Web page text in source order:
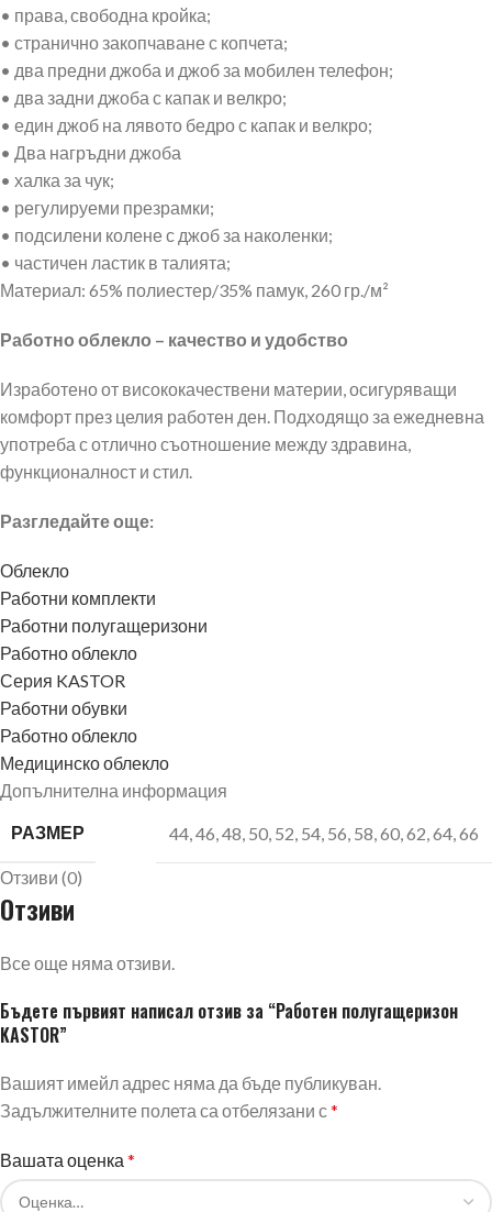
• права, свободна кройка;
• странично закопчаване с копчета;
• два предни джоба и джоб за мобилен телефон;
• два задни джоба с капак и велкро;
• един джоб на лявото бедро с капак и велкро;
• Два нагръдни джоба
• халка за чук;
• регулируеми презрамки;
• подсилени колене с джоб за наколенки;
• частичен ластик в талията;
Материал: 65% полиестер/35% памук, 260 гр./м²
Работно облекло – качество и удобство
Изработено от висококачествени материи, осигуряващи
комфорт през целия работен ден. Подходящо за ежедневна
употреба с отлично съотношение между здравина,
функционалност и стил.
Разгледайте още:
Облекло
Работни комплекти
Работни полугащеризони
Работно облекло
Серия KASTOR
Работни обувки
Работно облекло
Медицинско облекло
Допълнителна информация
РАЗМЕР
44,46,48, 50, 52, 54, 56, 58,60,62,64,66
Отзиви (0)
Отзиви
Все още няма отзиви.
Бъдете първият написал отзив за “Работен полугащеризон
KASTOR”
Вашият имейл адрес няма да бъде публикуван.
Задължителните полета са отбелязани с*
Вашата оценка *